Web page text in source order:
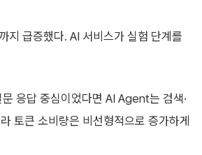
급증했다. AI 서비스가 실험 단계를
응답 중심이었다면 AI Agent는 검색·
토큰 소비량은 비선형적으로 증가하게